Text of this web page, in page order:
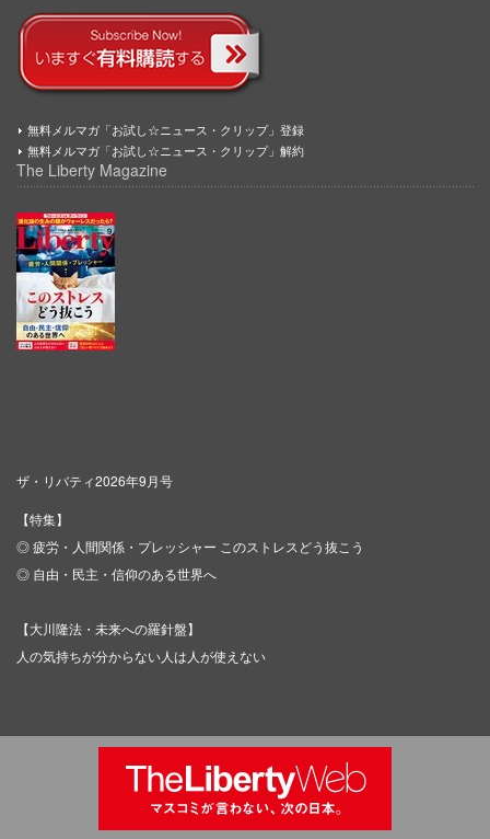
無料メルマガ「お試し☆ニュース・クリップ」登録
無料メルマガ「お試し☆ニュース・クリップ」解約
The Liberty Magazine
ザ・リバティ2026年9月号
【特集】
◎ 疲労・人間関係・プレッシャー このストレスどう抜こう
◎ 自由・民主・信仰のある世界へ
【大川隆法・未来への羅針盤】
人の気持ちが分からない人は人が使えない